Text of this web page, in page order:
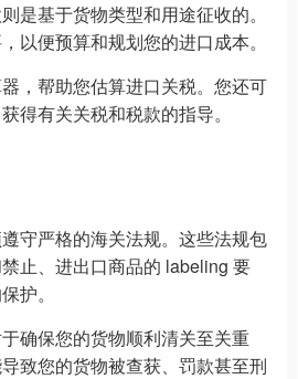
是基于货物类型和用途征收的。
以便预算和规划您的进口成本。
，帮助您估算进口关税。您还可
得有关关税和税款的指导。
守严格的海关法规。这些法规包
止、进出口商品的 labeling 要
护。
确保您的货物顺利清关至关重
致您的货物被查获、罚款甚至刑